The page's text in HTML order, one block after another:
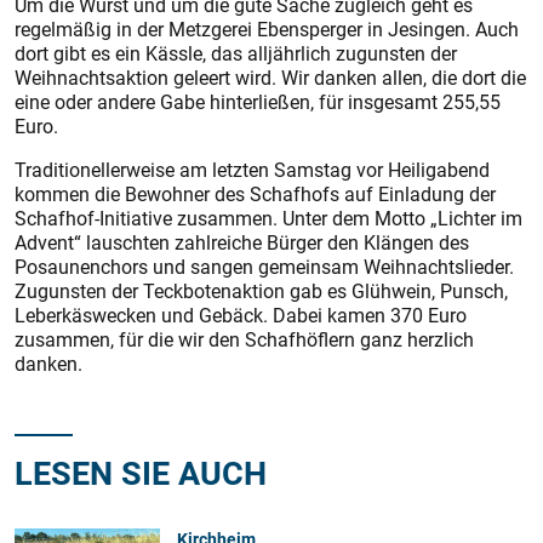
regelmäßig in der Metzgerei Ebensperger in Jesingen. Auch
dort gibt es ein Kässle, das alljährlich zugunsten der
Weihnachtsaktion geleert wird. Wir danken allen, die dort die
eine oder andere Gabe hinterließen, für insgesamt 255,55
Euro.
Traditionellerweise am letzten Samstag vor Heiligabend
kommen die Bewohner des Schafhofs auf Einladung der
Schafhof-Initiative zusammen. Unter dem Motto „Lichter im
Advent“ lauschten zahlreiche Bürger den Klängen des
Posaunenchors und sangen gemeinsam Weihnachtslieder.
Zugunsten der Teckbotenaktion gab es Glühwein, Punsch,
Leberkäswecken und Gebäck. Dabei kamen 370 Euro
zusammen, für die wir den Schafhöflern ganz herzlich
danken.
LESEN SIE AUCH